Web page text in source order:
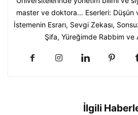
master ve doktora... Eserleri: Düşün
İstemenin Esrarı, Sevgi Zekası,
Şifa, Yüreğimde Rabbim ve
İlgili